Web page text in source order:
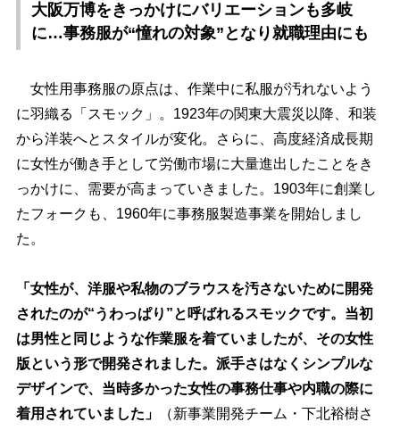
大阪万博をきっかけにバリエーションも多岐
に…事務服が“憧れの対象”となり就職理由にも
女性用事務服の原点は、作業中に私服が汚れないよう
に羽織る「スモック」。1923年の関東大震災以降、和装
から洋装へとスタイルが変化。さらに、高度経済成長期
に女性が働き手として労働市場に大量進出したことをき
っかけに、需要が高まっていきました。1903年に創業し
たフォークも、1960年に事務服製造事業を開始しまし
た。
「女性が、洋服や私物のブラウスを汚さないために開発
されたのが“うわっぱり”と呼ばれるスモックです。当初
は男性と同じような作業服を着ていましたが、その女性
版という形で開発されました。派手さはなくシンプルな
デザインで、当時多かった女性の事務仕事や内職の際に
着用されていました」
（新事業開発チーム・下北裕樹さ